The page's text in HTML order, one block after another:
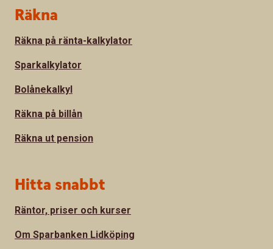
Sidfot
Räkna
Räkna på ränta-kalkylator
Sparkalkylator
Bolånekalkyl
Räkna på billån
Räkna ut pension
Hitta snabbt
Räntor, priser och kurser
Om Sparbanken Lidköping